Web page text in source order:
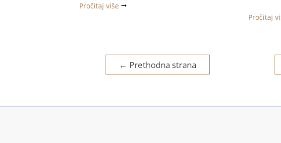
Čips
Pročitaj više
Doručak
Pročitaj
Kretanje
članaka
← Prethodna strana